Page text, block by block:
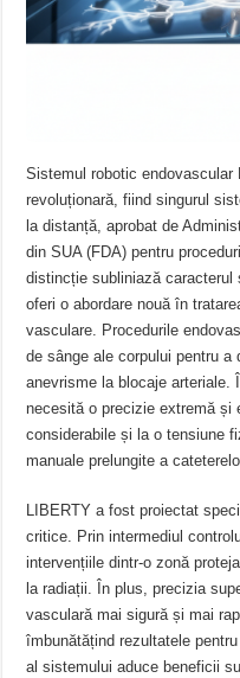
Sistemul robotic
revoluționară, fiind singurul
la distanță, aprobat de
din SUA (FDA) pentru
distincție subliniază
oferi o abordare nouă în
vasculare. Procedurile
de sânge ale corpului pentru
anevrisme la blocaje arteriale.
necesită o precizie extremă și
considerabile și la o tensiune
manuale prelungite a
LIBERTY a fost proiectat
critice. Prin intermediul
intervențiile dintr-o zonă
la radiații. În plus, precizia
vasculară mai sigură și mai
îmbunătățind rezultatele
al sistemului aduce beneficii